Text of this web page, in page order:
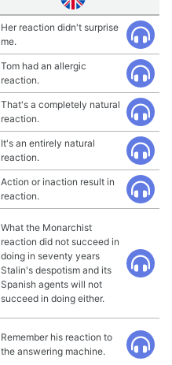
Her reaction didn't surprise
me.
Tom had an allergic
reaction.
That's a completely natural
reaction.
It's an entirely natural
reaction.
Action or inaction result in
reaction.
What the Monarchist
reaction did not succeed in
doing in seventy years
Stalin's despotism and its
Spanish agents will not
succeed in doing either.
Remember his reaction to
the answering machine.